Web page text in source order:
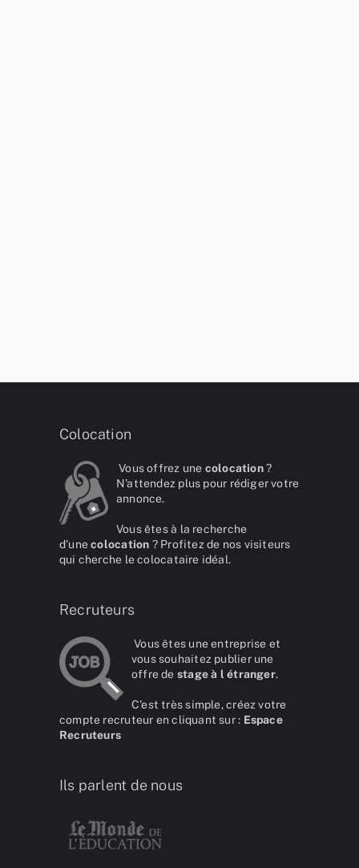
Colocation
Vous offrez une colocation?
N'attendez plus pour rédiger votre
annonce.
Vous êtes à la recherche
d'unecolocation ? Profitez de nos visiteurs
qui cherche le colocataire idéal.
Recruteurs
Vous êtes une entreprise et
vous souhaitez publier une
offre de stage à l étranger.
C'est très simple, créez votre
compte recruteur en cliquant sur : Espace
Recruteurs
Ils parlent de nous